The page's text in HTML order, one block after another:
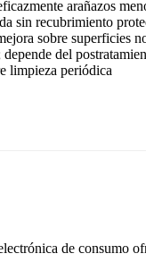
arañazos
sin recubrimiento
sobre superficies
del
limpieza periódica
de consumo